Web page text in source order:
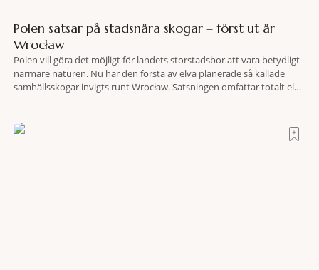
Polen satsar på stadsnära skogar – först ut är
Wrocław
Polen vill göra det möjligt för landets storstadsbor att vara betydligt
närmare naturen. Nu har den första av elva planerade så kallade
samhällsskogar invigts runt Wrocław. Satsningen omfattar totalt elva
fler människor ska kunna promenera, motionera